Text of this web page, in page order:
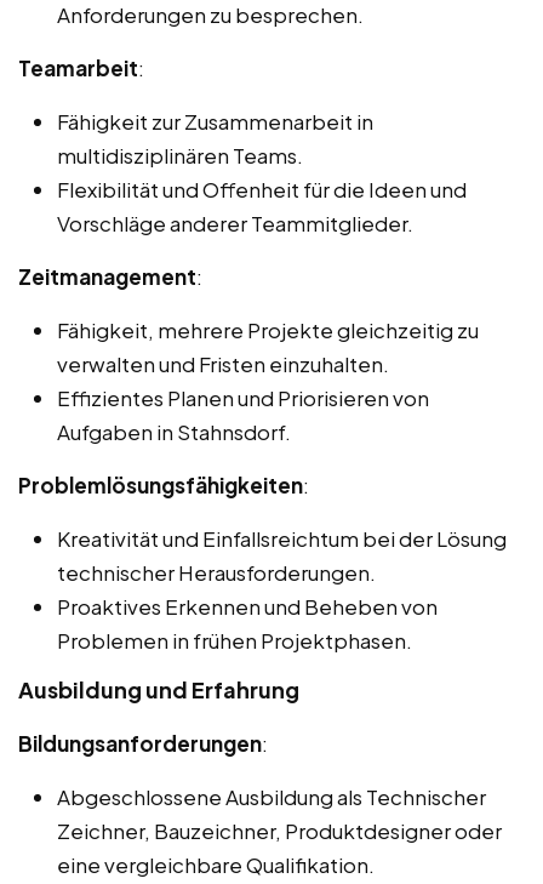
Anforderungen zu besprechen.
Teamarbeit:
Fähigkeit zur Zusammenarbeit in
multidisziplinären Teams.
Flexibilität und Offenheit für die Ideen und
Vorschläge anderer Teammitglieder.
Zeitmanagement:
Fähigkeit, mehrere Projekte gleichzeitig zu
verwalten und Fristen einzuhalten.
Effizientes Planen und Priorisieren von
Aufgaben in Stahnsdorf.
Problemlösungsfähigkeiten:
Kreativität und Einfallsreichtum bei der Lösung
technischer Herausforderungen.
Proaktives Erkennen und Beheben von
Problemen in frühen Projektphasen.
Ausbildung und Erfahrung
Bildungsanforderungen:
Abgeschlossene Ausbildung als Technischer
Zeichner, Bauzeichner, Produktdesigner oder
eine vergleichbare Qualifikation.